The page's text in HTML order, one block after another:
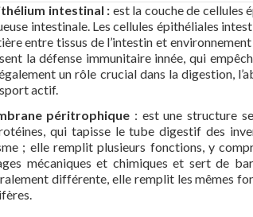
intestinal : est la couche de cellules
intestinale. Les cellules épithéliales
entre tissus de l’intestin et
la défense immunitaire innée, qui
un rôle crucial dans la digestion,
actif.
péritrophique : est une structure
qui tapisse le tube digestif des
; elle remplit plusieurs fonctions, y
mécaniques et chimiques et sert de
différente, elle remplit les mêmes